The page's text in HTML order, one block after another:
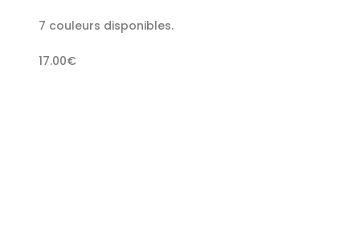
7 couleurs disponibles.
17.00€